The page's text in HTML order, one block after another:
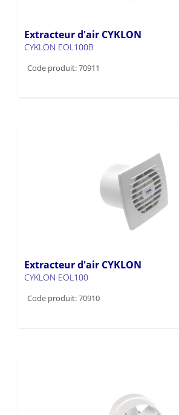
Extracteur d'air CYKLON
CYKLON EOL100B
Code produit: 70911
Extracteur d'air CYKLON
CYKLON EOL100
Code produit: 70910